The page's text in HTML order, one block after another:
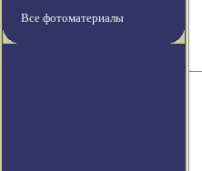
Все фотоматериалы